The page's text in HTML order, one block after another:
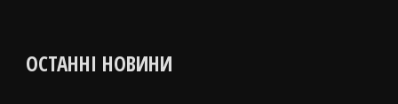
ОСТАННІ НОВИНИ